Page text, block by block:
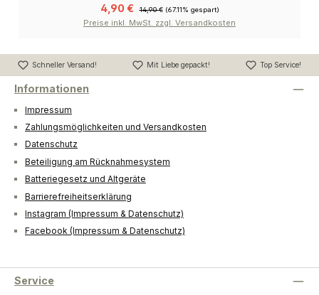
4,90 € 14,90 € (67.11% gespart)
Preise inkl. MwSt. zzgl. Versandkosten
Schneller Versand! Mit Liebe gepackt! Top Service!
Informationen
Impressum
Zahlungsmöglichkeiten und Versandkosten
Datenschutz
Beteiligung am Rücknahmesystem
Batteriegesetz und Altgeräte
Barrierefreiheitserklärung
Instagram (Impressum & Datenschutz)
Facebook (Impressum & Datenschutz)
Service